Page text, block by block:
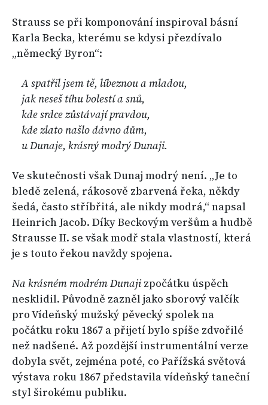
Strauss se při komponování inspiroval básní
Karla Becka, kterému se kdysi přezdívalo
„německý Byron“:
A spatřil jsem tě, líbeznou a mladou,
jak neseš tíhu bolestí a snů,
kde srdce zůstávají pravdou,
kde zlato našlo dávno dům,
u Dunaje, krásný modrý Dunaji.
Ve skutečnosti však Dunaj modrý není. „Je to
bledě zelená, rákosově zbarvená řeka, někdy
šedá, často stříbřitá, ale nikdy modrá,“ napsal
Heinrich Jacob. Díky Beckovým veršům a hudbě
Strausse II. se však modř stala vlastností, která
je s touto řekou navždy spojena.
Na krásném modrém Dunaji zpočátku úspěch
nesklidil. Původně zazněl jako sborový valčík
pro Vídeňský mužský pěvecký spolek na
počátku roku 1867 a přijetí bylo spíše zdvořilé
než nadšené. Až pozdější instrumentální verze
dobyla svět, zejména poté, co Pařížská světová
výstava roku 1867 představila vídeňský taneční
styl širokému publiku.